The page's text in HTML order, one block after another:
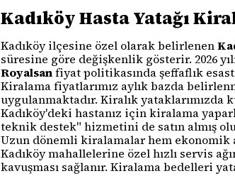
Kadıköy Hasta Yatağı
Kadıköy ilçesine özel olarak belirlenen
süresine göre değişkenlik gösterir. 2026
Royalsanfiyat politikasında şeffaflık
Kiralama fiyatlarımız aylık bazda
uygulanmaktadır. Kiralık
Kadıköy'deki hastanız için kiralama
teknik destek" hizmetini de satın almış
Uzun dönemli kiralamalar hem ekonomik
Kadıköy mahallelerine özel hızlı servis
kavuşması sağlanır. Kiralama bedelleri